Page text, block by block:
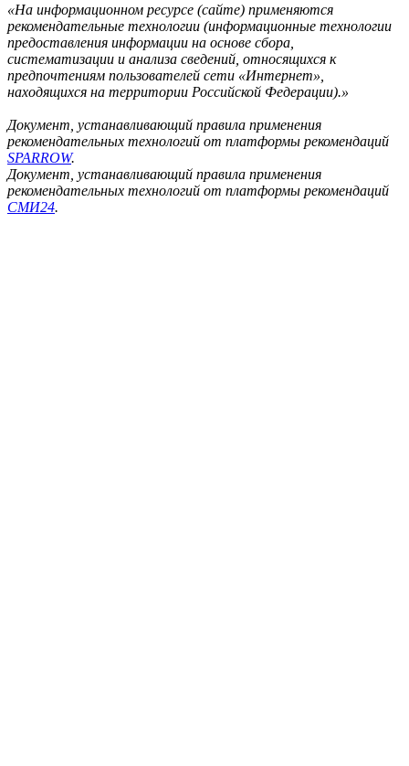
«На информационном ресурсе (сайте) применяются
рекомендательные технологии (информационные технологии
предоставления информации на основе сбора,
систематизации и анализа сведений, относящихся к
предпочтениям пользователей сети «Интернет»,
находящихся на территории Российской Федерации).»
Документ, устанавливающий правила применения
рекомендательных технологий от платформы рекомендаций
SPARROW.
Документ, устанавливающий правила применения
рекомендательных технологий от платформы рекомендаций
СМИ24.